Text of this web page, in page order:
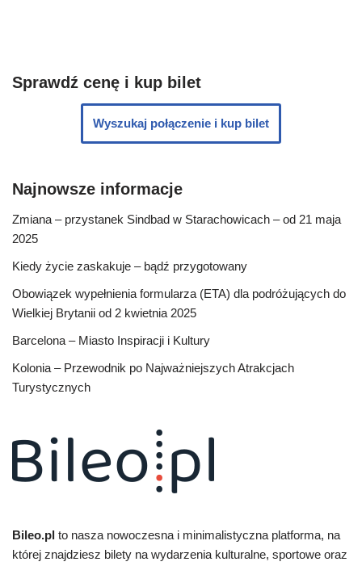
Sprawdź cenę i kup bilet
Wyszukaj połączenie i kup bilet
Najnowsze informacje
Zmiana – przystanek Sindbad w Starachowicach – od 21 maja
2025
Kiedy życie zaskakuje – bądź przygotowany
Obowiązek wypełnienia formularza (ETA) dla podróżujących do
Wielkiej Brytanii od 2 kwietnia 2025
Barcelona – Miasto Inspiracji i Kultury
Kolonia – Przewodnik po Najważniejszych Atrakcjach
Turystycznych
Bileo.pl to nasza nowoczesna i minimalistyczna platforma, na
której znajdziesz bilety na wydarzenia kulturalne, sportowe oraz